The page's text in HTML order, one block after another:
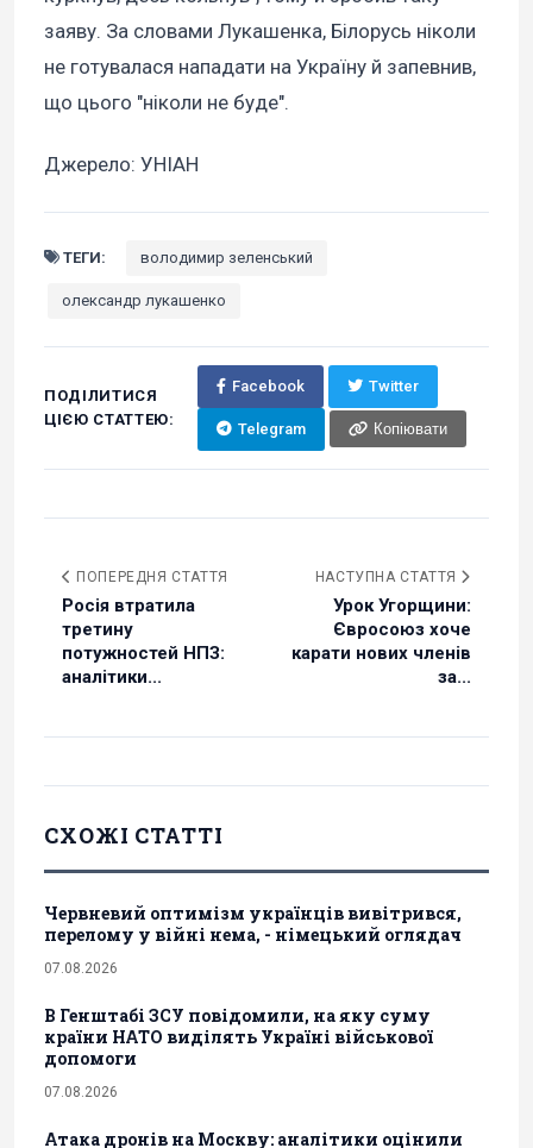
заяву. За словами Лукашенка, Білорусь ніколи
не готувалася нападати на Україну й запевнив,
що цього "ніколи не буде".
Джерело: УНІАН
ТЕГИ: володимир зеленський
олександр лукашенко
ПОДІЛИТИСЯ
ЦІЄЮ СТАТТЕЮ:
Facebook Twitter
Telegram Копіювати
ПОПЕРЕДНЯ СТАТТЯ
Росія втратила
третину
потужностей НПЗ:
аналітики...
НАСТУПНА СТАТТЯ
Урок Угорщини:
Євросоюз хоче
карати нових членів
за...
СХОЖІ СТАТТІ
Червневий оптимізм українців вивітрився,
перелому у війні нема, - німецький оглядач
07.08.2026
В Генштабі ЗСУ повідомили, на яку суму
країни НАТО виділять Україні військової
допомоги
07.08.2026
Атака дронів на Москву: аналітики оцінили